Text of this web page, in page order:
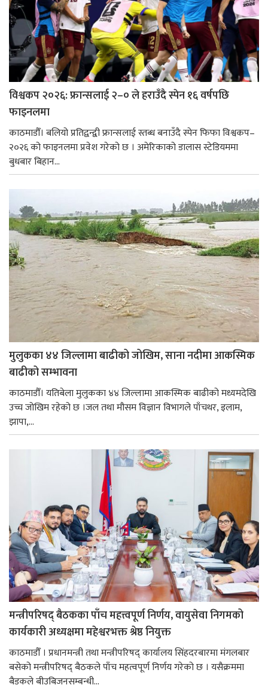
विश्वकप २०२६: फ्रान्सलाई २–० ले हराउँदै स्पेन १६ वर्षपछि
फाइनलमा
काठमाडौँ। बलियो प्रतिद्वन्द्वी फ्रान्सलाई स्तब्ध बनाउँदै स्पेन फिफा विश्वकप–
२०२६ को फाइनलमा प्रवेश गरेको छ । अमेरिकाको डालास स्टेडियममा
बुधबार बिहान...
मुलुकका ४४ जिल्लामा बाढीको जोखिम, साना नदीमा आकस्मिक
बाढीको सम्भावना
काठमाडौँ। यतिबेला मुलुकका ४४ जिल्लामा आकस्मिक बाढीको मध्यमदेखि
उच्च जोखिम रहेको छ ।जल तथा मौसम विज्ञान विभागले पाँचथर, इलाम,
झापा,...
मन्त्रीपरिषद् बैठकका पाँच महत्त्वपूर्ण निर्णय, वायुसेवा निगमको
कार्यकारी अध्यक्षमा महेश्वरभक्त श्रेष्ठ नियुक्त
काठमाडौँ । प्रधानमन्त्री तथा मन्त्रीपरिषद् कार्यालय सिंहदरबारमा मंगलबार
बसेको मन्त्रीपरिषद् बैठकले पाँच महत्वपूर्ण निर्णय गरेको छ । यसैक्रममा
बैडकले बीउबिजनसम्बन्धी...